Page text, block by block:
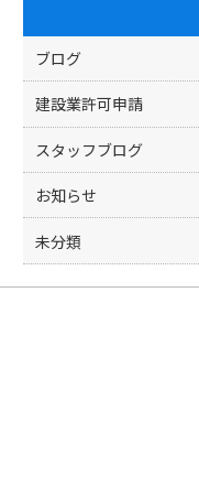
ブログ
建設業許可申請
スタッフブログ
お知らせ
未分類